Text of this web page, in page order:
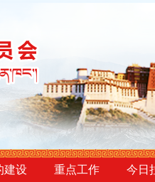
建设 重点工作 今日